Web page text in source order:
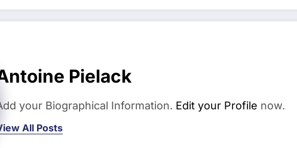
Pielack
your Biographical Information. Edit your Profile now.
All Posts